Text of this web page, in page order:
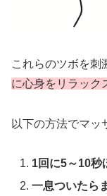
これらのツボを刺
に心身をリラック
以下の方法でマッ
1回に5～10秒
一息ついたら